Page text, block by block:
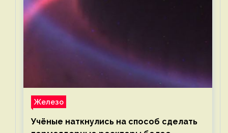
Железо
Учёные наткнулись на способ сделать